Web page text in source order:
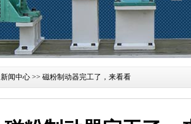
新闻中心 >> 磁粉制动器完工了，来看看